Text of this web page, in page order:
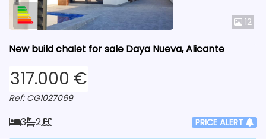
12
New build chalet for sale Daya Nueva, Alicante
317.000 €
Ref: CG1027069
3 2 PRICE ALERT